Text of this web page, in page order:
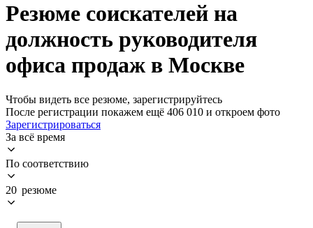
Резюме соискателей на
должность руководителя
офиса продаж в Москве
Чтобы видеть все резюме, зарегистрируйтесь
После регистрации покажем ещё 406 010 и откроем фото
Зарегистрироваться
За всё время
По соответствию
20 резюме